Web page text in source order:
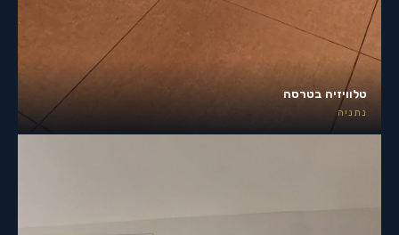
טלוויזיה בטרסה
נתניה